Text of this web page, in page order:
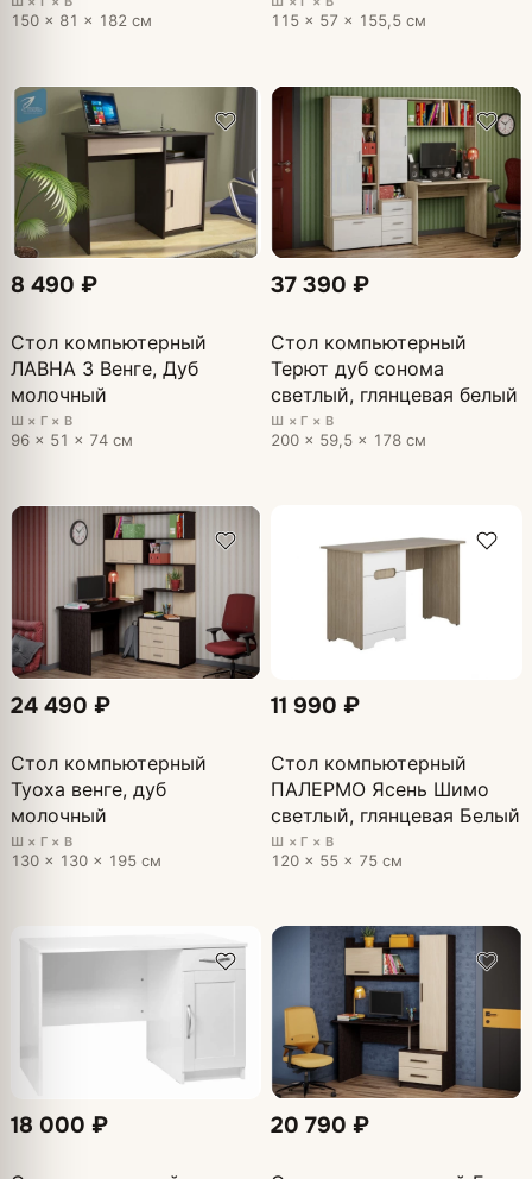
150 × 81 × 182 см 115 × 57 × 155,5 см
8 490 ₽
Стол компьютерный
ЛАВНА 3 Венге, Дуб
молочный
Ш × Г × В
96 × 51 × 74 см
37 390 ₽
Стол компьютерный
Терют дуб сонома
светлый, глянцевая белый
Ш × Г × В
200 × 59,5 × 178 см
24 490 ₽
Стол компьютерный
Туоха венге, дуб
молочный
Ш × Г × В
130 × 130 × 195 см
11 990 ₽
Стол компьютерный
ПАЛЕРМО Ясень Шимо
светлый, глянцевая Белый
Ш × Г × В
120 × 55 × 75 см
18 000 ₽ 20 790 ₽